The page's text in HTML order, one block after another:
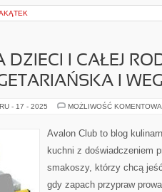
DZIECI I CAŁEJ
I
- 17 - 2025 MOŻLIWOŚĆ
Avalon Club to blog
kuchni z doświadczeniem
smakoszy, którzy chcą
gdy zapach przypraw